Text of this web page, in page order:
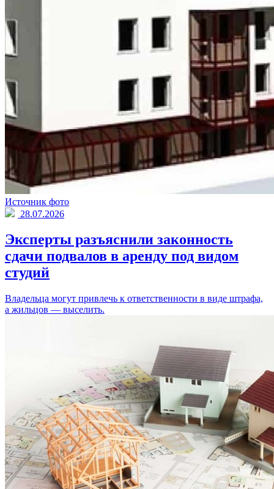
Источник фото
28.07.2026
Эксперты разъяснили законность
сдачи подвалов в аренду под видом
студий
Владельца могут привлечь к ответственности в виде штрафа,
а жильцов — выселить.